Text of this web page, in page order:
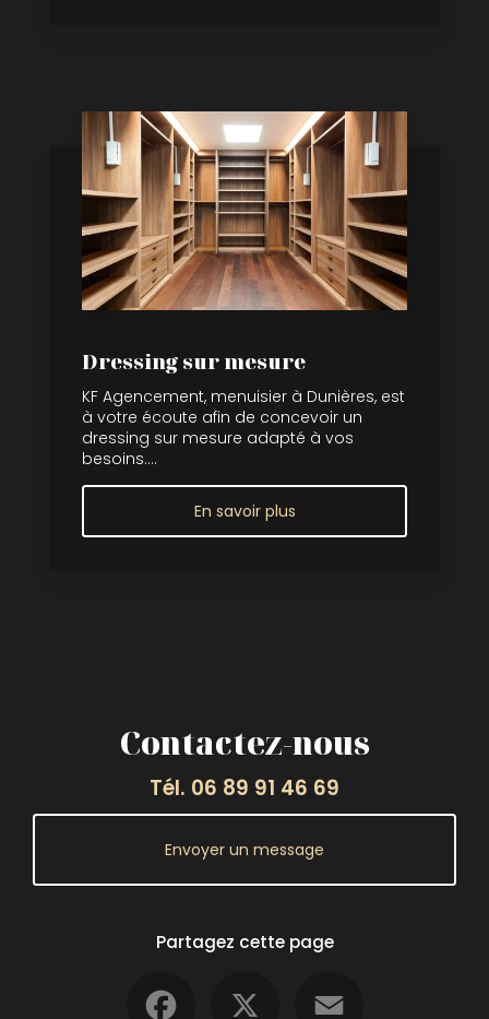
Dressing sur mesure
KF Agencement, menuisier à Dunières, est
à votre écoute afin de concevoir un
dressing sur mesure adapté à vos
besoins....
En savoir plus
Contactez-nous
Tél. 06 89 91 46 69
Envoyer un message
Partagez cette page